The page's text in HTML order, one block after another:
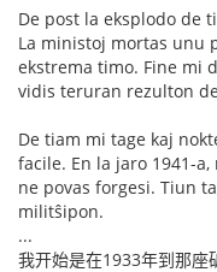
De post la eksplodo de
La ministoj mortas unu
ekstrema timo. Fine mi
vidis teruran rezulton
De tiam mi tage kaj
facile. En la jaro 1941-
ne povas forgesi. Tiun
militŝipon.
...
我开始是在1933年到那座